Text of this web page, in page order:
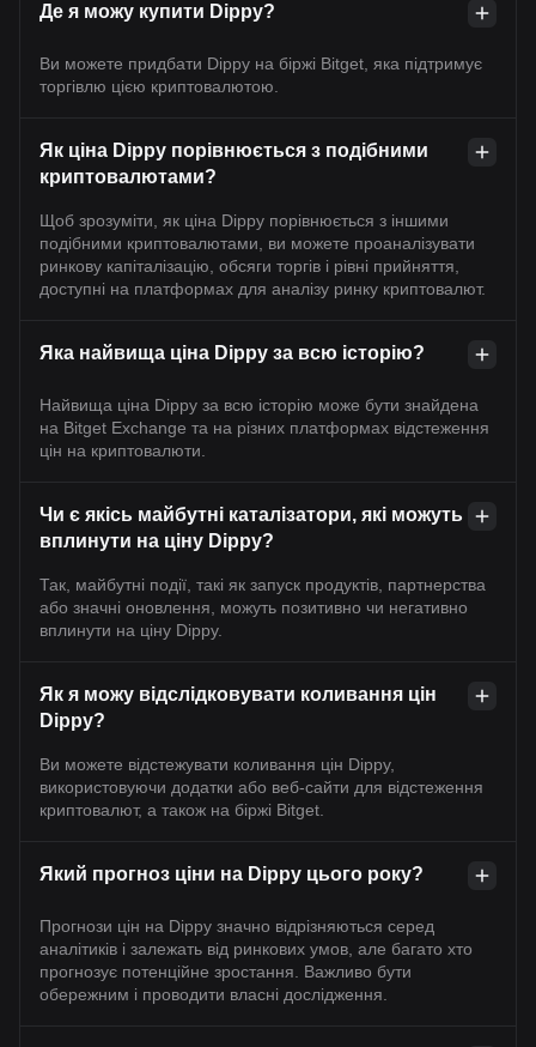
Де я можу купити Dippy?
Ви можете придбати Dippy на біржі Bitget, яка підтримує
торгівлю цією криптовалютою.
Як ціна Dippy порівнюється з подібними
криптовалютами?
Щоб зрозуміти, як ціна Dippy порівнюється з іншими
подібними криптовалютами, ви можете проаналізувати
ринкову капіталізацію, обсяги торгів і рівні прийняття,
доступні на платформах для аналізу ринку криптовалют.
Яка найвища ціна Dippy за всю історію?
Найвища ціна Dippy за всю історію може бути знайдена
на Bitget Exchange та на різних платформах відстеження
цін на криптовалюти.
Чи є якісь майбутні каталізатори, які можуть
вплинути на ціну Dippy?
Так, майбутні події, такі як запуск продуктів, партнерства
або значні оновлення, можуть позитивно чи негативно
вплинути на ціну Dippy.
Як я можу відслідковувати коливання цін
Dippy?
Ви можете відстежувати коливання цін Dippy,
використовуючи додатки або веб-сайти для відстеження
криптовалют, а також на біржі Bitget.
Який прогноз ціни на Dippy цього року?
Прогнози цін на Dippy значно відрізняються серед
аналітиків і залежать від ринкових умов, але багато хто
прогнозує потенційне зростання. Важливо бути
обережним і проводити власні дослідження.